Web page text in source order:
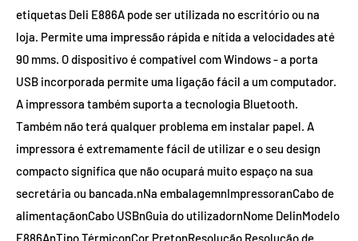
etiquetas Deli E886A pode ser utilizada no escritório ou na
loja. Permite uma impressão rápida e nítida a velocidades até
90 mms. O dispositivo é compatível com Windows - a porta
USB incorporada permite uma ligação fácil a um computador.
A impressora também suporta a tecnologia Bluetooth.
Também não terá qualquer problema em instalar papel. A
impressora é extremamente fácil de utilizar e o seu design
compacto significa que não ocupará muito espaço na sua
secretária ou bancada.nNa embalagemnImpressoranCabo de
alimentaçãonCabo USBnGuia do utilizadornNome DelinModelo
E886AnTipo TérmiconCor PretonResolução Resolução de